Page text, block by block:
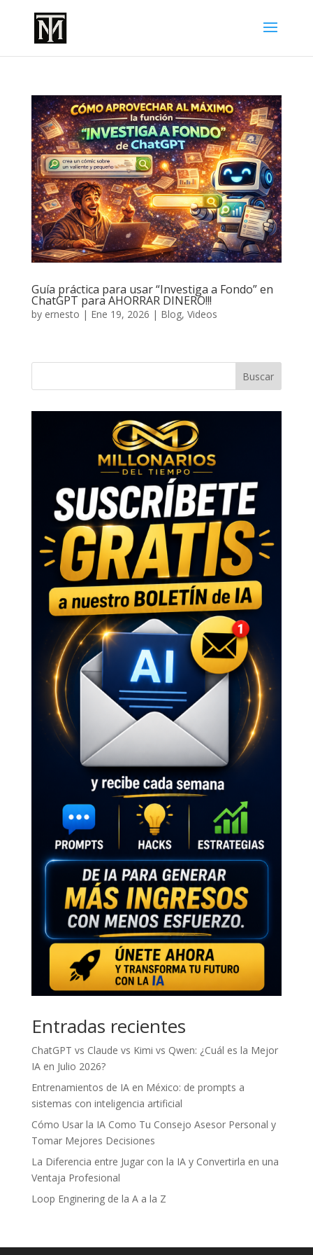
Guía práctica para usar “Investiga a Fondo” en
ChatGPT para AHORRAR DINERO!!!
by ernesto | Ene 19, 2026 | Blog, Videos
Buscar
Entradas recientes
ChatGPT vs Claude vs Kimi vs Qwen: ¿Cuál es la Mejor
IA en Julio 2026?
Entrenamientos de IA en México: de prompts a
sistemas con inteligencia artificial
Cómo Usar la IA Como Tu Consejo Asesor Personal y
Tomar Mejores Decisiones
La Diferencia entre Jugar con la IA y Convertirla en una
Ventaja Profesional
Loop Enginering de la A a la Z